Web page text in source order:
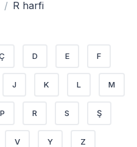
R harfi
D E F
J K L M
P R S Ş
V Y Z